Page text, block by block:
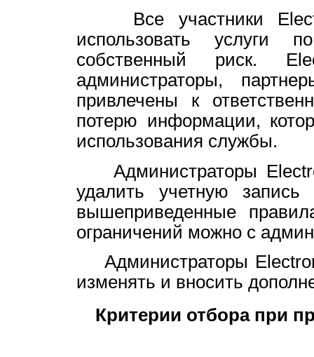
Все участники
использовать
собственный риск.
администраторы,
привлечены к
потерю информации,
использования службы.
Администраторы
удалить учетную
вышеприведенные
ограничений можно с
Администраторы
изменять и вносить
Критерии отбора при